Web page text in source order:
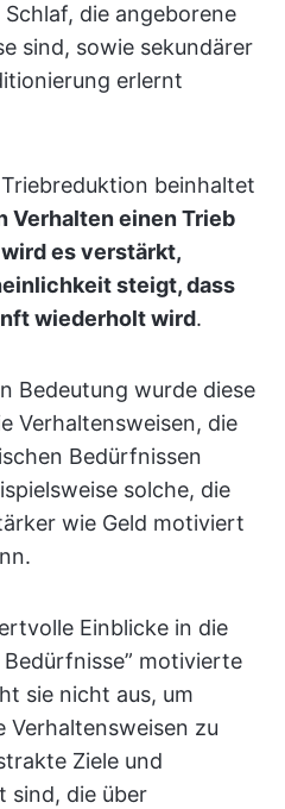
die angeborene
sind, sowie sekundärer
erlernt
beinhaltet
Verhalten einen Trieb
es verstärkt,
steigt, dass
wiederholt wird.
Bedeutung wurde diese
Verhaltensweisen, die
Bedürfnissen
solche, die
wie Geld motiviert
Einblicke in die
motivierte
sie nicht aus, um
Verhaltensweisen zu
Ziele und
sind, die über